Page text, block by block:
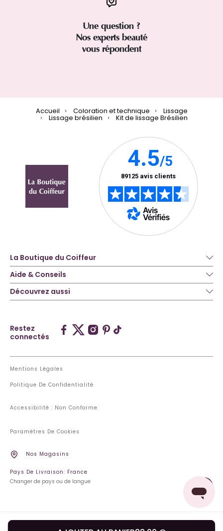
Une question ?
Nos experts beauté
vous répondent
Accueil Coloration et technique Lissage
Lissage brésilien Kit de lissage Brésilien
La Boutique du Coiffeur
Aide & Conseils
Découvrez aussi
Restez
connectés
Mentions Légales
Politique De Confidentialité
Accessibilité : Non Conforme
Paramètres De Cookies
Nos Magasins
Pays De Livraison: France
Changer de pays ou de langue